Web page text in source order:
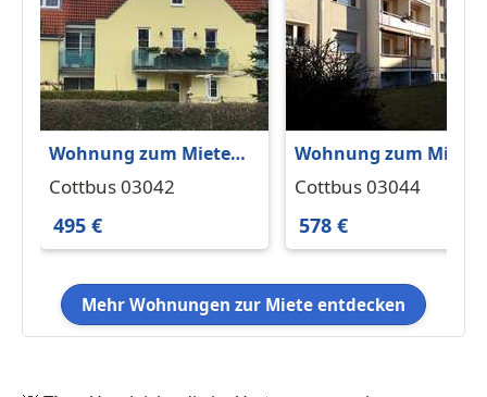
Wohnung zum Mieten
in Cottbus 495 € 42 m²
Cottbus 03042
495 €
Wohnung zum Mieten
in Cottbus 578 € 60 m²
Cottbus 03044
578 €
Mehr Wohnungen zur Miete entdecken